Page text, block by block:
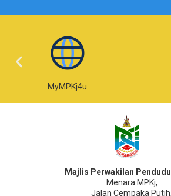
MyMPKj4u
Majlis Perwakilan
Menara MPKj,
Jalan Cempaka Putih,